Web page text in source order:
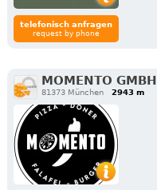
telefonisch anfragen
request by phone
MOMENTO GMBH
81373 München 2943 m